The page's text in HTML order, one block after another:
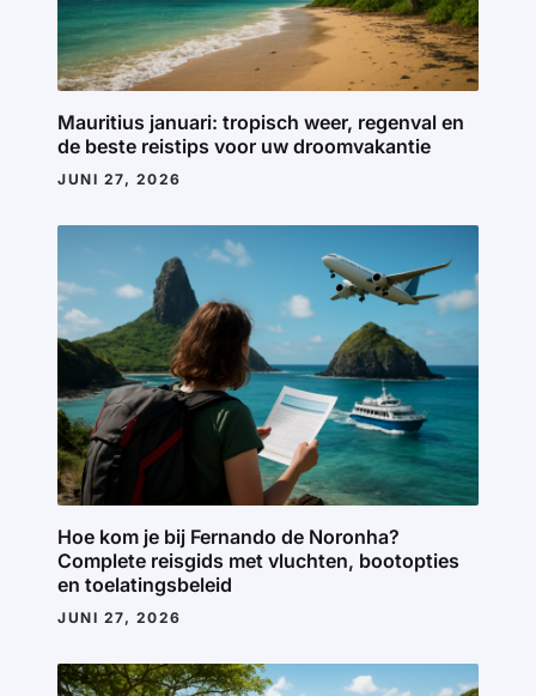
Mauritius januari: tropisch weer, regenval en
de beste reistips voor uw droomvakantie
JUNI 27, 2026
Hoe kom je bij Fernando de Noronha?
Complete reisgids met vluchten, bootopties
en toelatingsbeleid
JUNI 27, 2026